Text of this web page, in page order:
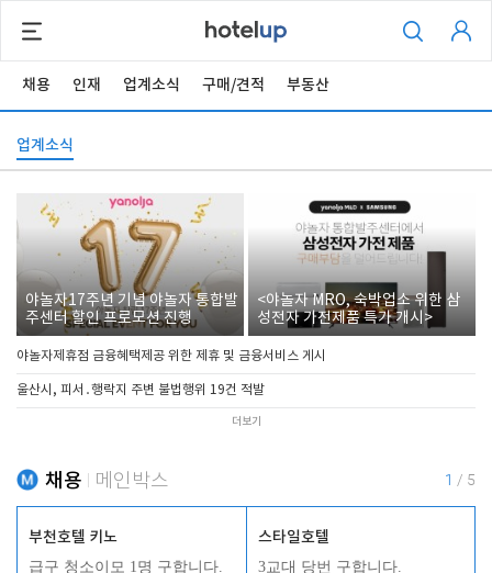
채용 인재 업계소식 구매/견적 부동산
업계소식
야놀자17주년 기념 야놀자 통합발
주센터 할인 프로모션 진행
<야놀자 MRO, 숙박업소 위한 삼
성전자 가전제품 특가 개시>
야놀자제휴점 금융혜택제공 위한 제휴 및 금융서비스 게시
울산시, 피서․행락지 주변 불법행위 19건 적발
더보기
채용 메인박스 1 / 5
부천호텔 키노
급구 청소이모 1명 구합니다.
스타일호텔
3교대 당번 구합니다.